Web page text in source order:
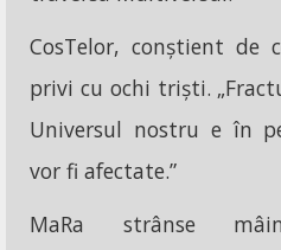
CosTelor, conștient de
privi cu ochi triști.
Universul nostru e în
vor fi afectate.”
MaRa strânse